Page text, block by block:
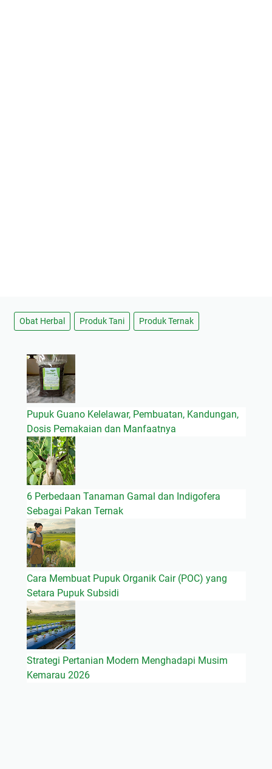
Obat Herbal Produk Tani Produk Ternak
Pupuk Guano Kelelawar, Pembuatan, Kandungan,
Dosis Pemakaian dan Manfaatnya
6 Perbedaan Tanaman Gamal dan Indigofera
Sebagai Pakan Ternak
Cara Membuat Pupuk Organik Cair (POC) yang
Setara Pupuk Subsidi
Strategi Pertanian Modern Menghadapi Musim
Kemarau 2026